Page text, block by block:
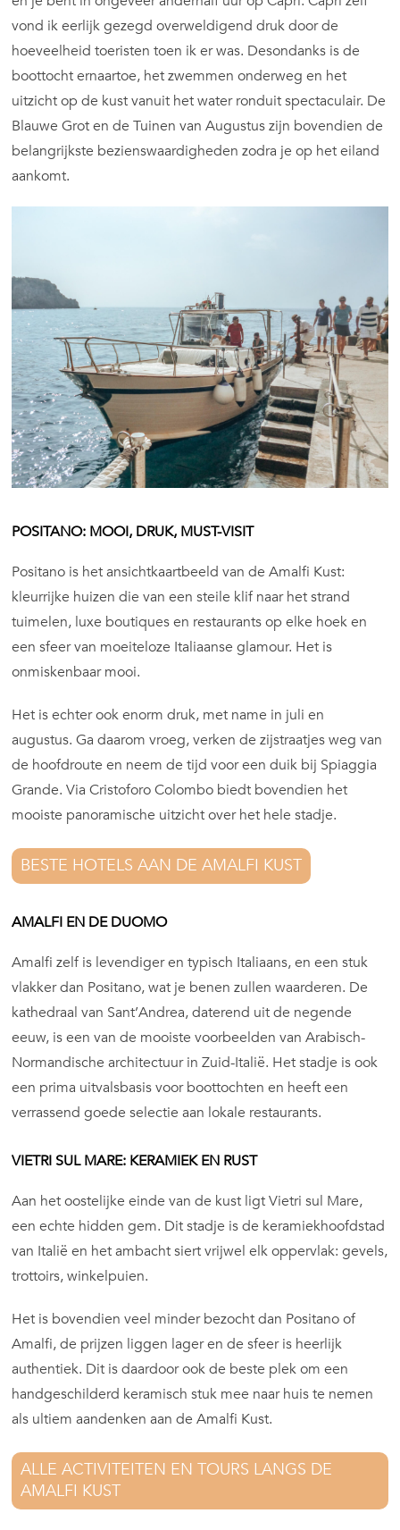
vond ik eerlijk gezegd overweldigend druk door de
hoeveelheid toeristen toen ik er was. Desondanks is de
boottocht ernaartoe, het zwemmen onderweg en het
uitzicht op de kust vanuit het water ronduit spectaculair. De
Blauwe Grot en de Tuinen van Augustus zijn bovendien de
belangrijkste bezienswaardigheden zodra je op het eiland
aankomt.
POSITANO: MOOI, DRUK, MUST-VISIT
Positano is het ansichtkaartbeeld van de Amalfi Kust:
kleurrijke huizen die van een steile klif naar het strand
tuimelen, luxe boutiques en restaurants op elke hoek en
een sfeer van moeiteloze Italiaanse glamour. Het is
onmiskenbaar mooi.
Het is echter ook enorm druk, met name in juli en
augustus. Ga daarom vroeg, verken de zijstraatjes weg van
de hoofdroute en neem de tijd voor een duik bij Spiaggia
Grande. Via Cristoforo Colombo biedt bovendien het
mooiste panoramische uitzicht over het hele stadje.
BESTE HOTELS AAN DE AMALFI KUST
AMALFI EN DE DUOMO
Amalfi zelf is levendiger en typisch Italiaans, en een stuk
vlakker dan Positano, wat je benen zullen waarderen. De
kathedraal van Sant’Andrea, daterend uit de negende
eeuw, is een van de mooiste voorbeelden van Arabisch-
Normandische architectuur in Zuid-Italië. Het stadje is ook
een prima uitvalsbasis voor boottochten en heeft een
verrassend goede selectie aan lokale restaurants.
VIETRI SUL MARE: KERAMIEK EN RUST
Aan het oostelijke einde van de kust ligt Vietri sul Mare,
een echte hidden gem. Dit stadje is de keramiekhoofdstad
van Italië en het ambacht siert vrijwel elk oppervlak: gevels,
trottoirs, winkelpuien.
Het is bovendien veel minder bezocht dan Positano of
Amalfi, de prijzen liggen lager en de sfeer is heerlijk
authentiek. Dit is daardoor ook de beste plek om een
handgeschilderd keramisch stuk mee naar huis te nemen
als ultiem aandenken aan de Amalfi Kust.
ALLE ACTIVITEITEN EN TOURS LANGS DE
AMALFI KUST